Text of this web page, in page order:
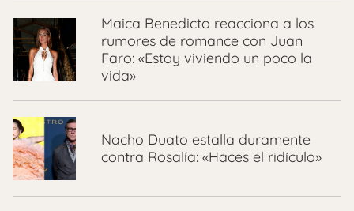
Maica Benedicto reacciona a los
rumores de romance con Juan
Faro: «Estoy viviendo un poco la
vida»
Nacho Duato estalla duramente
contra Rosalía: «Haces el ridículo»